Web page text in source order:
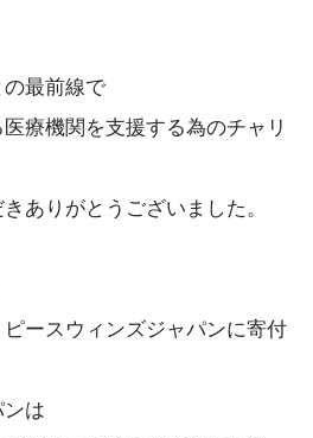
最前線で
療機関を支援する為のチャリ
ありがとうございました。
ースウィンズジャパンに寄付
は